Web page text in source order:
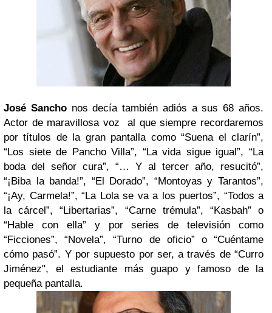
José Sanchonos decía también adiós a sus 68 años.
Actor de maravillosa voz
al que siempre recordaremos
por títulos de la gran pantalla como “Suena el clarín”,
“Los siete de Pancho Villa”, “La vida sigue igual”, “La
boda del señor cura”, “… Y al tercer año, resucitó”,
“¡Biba la banda!”, “El Dorado”, “Montoyas y Tarantos”,
“¡Ay, Carmela!”, “La Lola se va a los puertos”, “Todos a
la cárcel”, “Libertarias”, “Carne trémula”, “Kasbah” o
“Hable con ella” y por series de televisión como
“Ficciones”, “Novela”, “Turno de oficio” o “Cuéntame
cómo pasó”. Y por supuesto por ser, a través de “Curro
Jiménez", el estudiante más guapo y famoso de la
pequeña pantalla.